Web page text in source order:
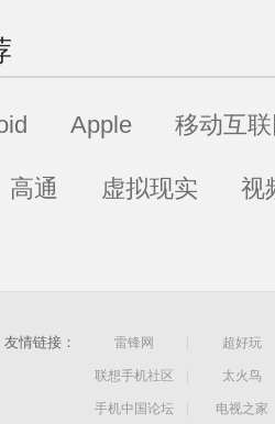
Apple 移动互联
高通 虚拟现实 视
友情链接： 雷锋网 超好玩
联想手机社区 太火鸟
手机中国论坛 电视之家